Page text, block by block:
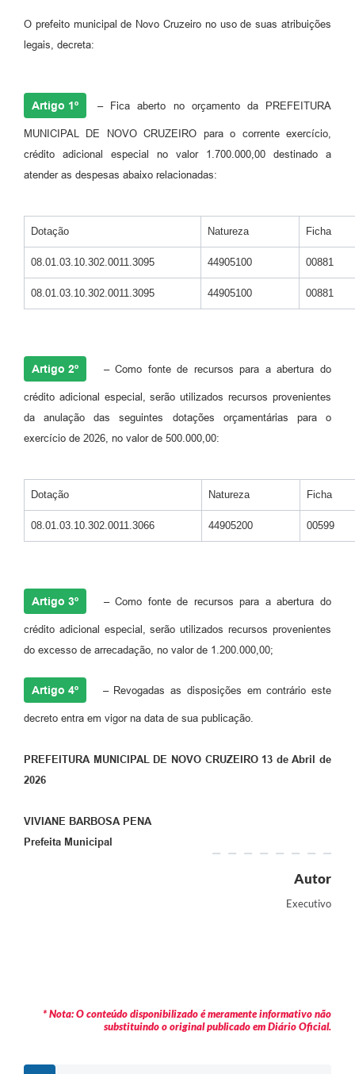
O prefeito municipal de Novo Cruzeiro no uso de suas atribuições
legais, decreta:
Artigo 1º – Fica aberto no orçamento da PREFEITURA
MUNICIPAL DE NOVO CRUZEIRO para o corrente exercício,
crédito adicional especial no valor 1.700.000,00 destinado a
atender as despesas abaixo relacionadas:
Dotação Natureza Ficha
08.01.03.10.302.0011.3095 44905100 00881
08.01.03.10.302.0011.3095 44905100 00881
Artigo 2º –Como fonte de recursos para a abertura do
crédito adicional especial, serão utilizados recursos provenientes
da anulação das seguintes dotações orçamentárias para o
exercício de 2026, no valor de 500.000,00:
Dotação Natureza Ficha
08.01.03.10.302.0011.3066 44905200 00599
Artigo 3º –Como fonte de recursos para a abertura do
crédito adicional especial, serão utilizados recursos provenientes
do excesso de arrecadação, no valor de 1.200.000,00;
Artigo 4º – Revogadas as disposições em contrário este
decreto entra em vigor na data de sua publicação.
PREFEITURA MUNICIPAL DE NOVO CRUZEIRO 13 de Abril de
2026
VIVIANE BARBOSA PENA
Prefeita Municipal
Autor
Executivo
* Nota: O conteúdo disponibilizado é meramente informativo não
substituindo o original publicado em Diário Oficial.